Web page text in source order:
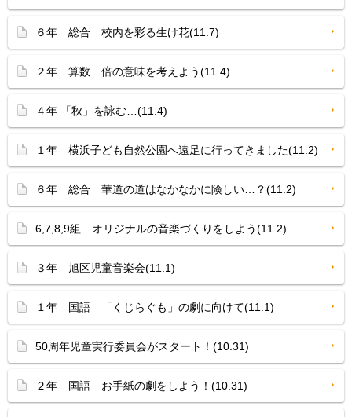
６年 総合 校内を彩る生け花(11.7)
２年 算数 倍の意味を考えよう(11.4)
４年 「秋」を詠む…(11.4)
１年 横浜子ども自然公園へ遠足に行ってきました(11.2)
６年 総合 華道の道はなかなかに険しい…？(11.2)
6,7,8,9組 オリジナルの音楽づくりをしよう(11.2)
３年 旭区児童音楽会(11.1)
１年 国語 「くじらぐも」の劇に向けて(11.1)
50周年児童実行委員会がスタート！(10.31)
２年 国語 お手紙の劇をしよう！(10.31)